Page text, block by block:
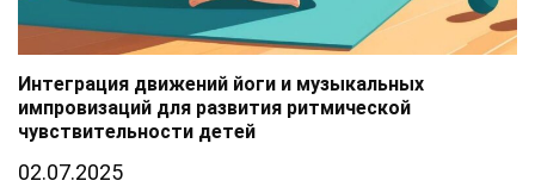
Интеграция движений йоги и музыкальных
импровизаций для развития ритмической
чувствительности детей
02.07.2025